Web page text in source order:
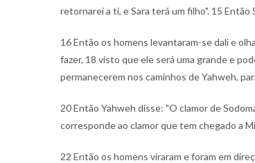
retornarei a ti, e Sara terá um filho". 15 Então
16 Então os homens levantaram-se dali e
fazer, 18 visto que ele será uma grande e
permanecerem nos caminhos de Yahweh,
20 Então Yahweh disse: "O clamor de
corresponde ao clamor que tem chegado a
22 Então os homens viraram e foram em